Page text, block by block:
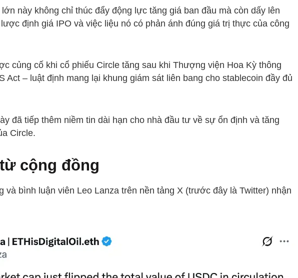
này không chỉ thúc đẩy động lực tăng giá ban đầu mà còn dấy lên
định giá IPO và việc liệu nó có phản ánh đúng giá trị thực của công
củng cố khi cổ phiếu Circle tăng sau khi Thượng viện Hoa Kỳ thông
Act – luật định mang lại khung giám sát liên bang cho stablecoin đầy đủ
đã tiếp thêm niềm tin dài hạn cho nhà đầu tư về sự ổn định và tăng
Circle.
cộng đồng
và bình luận viên Leo Lanza trên nền tảng X (trước đây là Twitter) nhận